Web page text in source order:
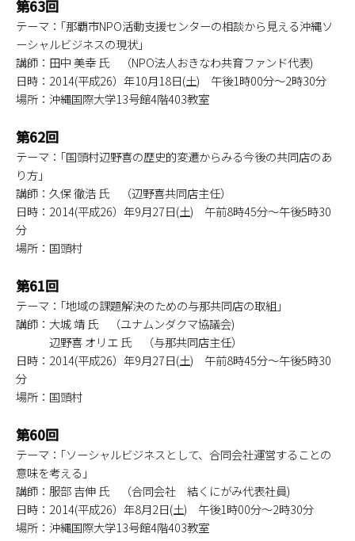
第63回
テーマ：｢那覇市NPO活動支援センターの相談から見える沖縄ソ
ーシャルビジネスの現状｣
講師：田中 美幸 氏 （NPO法人おきなわ共育ファンド代表)
日時：2014(平成26）年10月18日(土) 午後1時00分～2時30分
場所：沖縄国際大学13号館4階403教室
第62回
テーマ：｢国頭村辺野喜の歴史的変遷からみる今後の共同店のあ
り方」
講師：久保 徹浩 氏 （辺野喜共同店主任）
日時：2014(平成26）年9月27日(土) 午前8時45分～午後5時30
分
場所：国頭村
第61回
テーマ：｢地域の課題解決のための与那共同店の取組｣
講師：大城 靖 氏 （ユナムンダクマ協議会)
辺野喜 オリエ 氏 （与那共同店主任）
日時：2014(平成26）年9月27日(土) 午前8時45分～午後5時30
分
場所：国頭村
第60回
テーマ：｢ソーシャルビジネスとして、合同会社運営することの
意味を考える｣
講師：服部 吉伸 氏 （合同会社 結くにがみ代表社員)
日時：2014(平成26）年8月2日(土) 午後1時00分～2時30分
場所：沖縄国際大学13号館4階403教室